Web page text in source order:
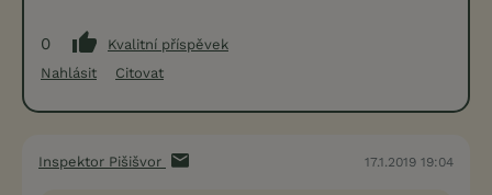
0
Kvalitní příspěvek
Nahlásit
Citovat
Inspektor Pišišvor 17.1.2019 19:04